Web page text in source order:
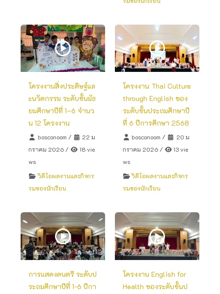
โครงงานสิ่งประดิษฐ์แล
ะนวัตกรรม ระดับชั้นมัธ
ยมศึกษาปีที่ 1–6 จำนว
น 12 โครงงาน
bosconoom /
22 ม
กราคม 2026/
18 vie
ws
วิดีโอผลงานและกิจกร
รมของนักเรียน
โครงงาน Thai Culture
through English ของ
ระดับชั้นประถมศึกษาปี
ที่ 6 ปีการศึกษา 2568
bosconoom /
20 ม
กราคม 2026/
13 vie
ws
วิดีโอผลงานและกิจกร
รมของนักเรียน
การแสดงดนตรี ระดับป
ระถมศึกษาปีที่ 1-6 ปีกา
โครงงาน English for
Health ของระดับชั้นป